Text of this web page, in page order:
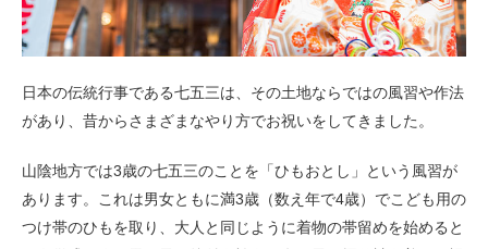
日本の伝統行事である七五三は、その土地ならではの風習や作法
があり、昔からさまざまなやり方でお祝いをしてきました。
山陰地方では3歳の七五三のことを「ひもおとし」という風習が
あります。これは男女ともに満3歳（数え年で4歳）でこども用の
つけ帯のひもを取り、大人と同じように着物の帯留めを始めると